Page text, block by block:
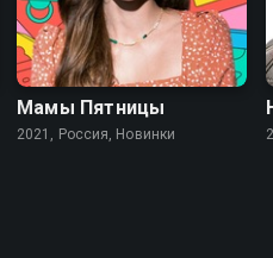
Мамы Пятницы
2021, Россия, Новинки